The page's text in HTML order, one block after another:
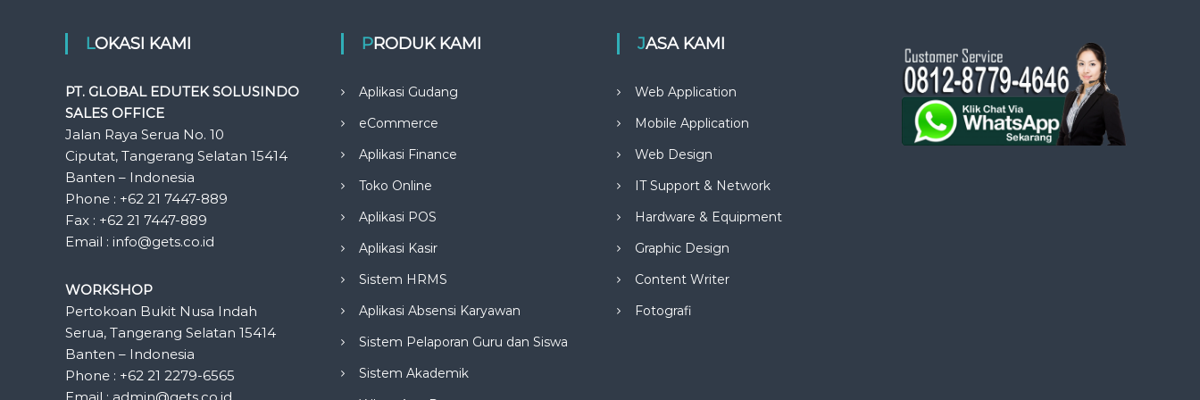
LOKASI KAMI
PT. GLOBAL EDUTEK SOLUSINDO
SALES OFFICE
Jalan Raya Serua No. 10
Ciputat, Tangerang Selatan 15414
Banten – Indonesia
Phone : +62 21 7447-889
Fax : +62 21 7447-889
Email : info@gets.co.id
WORKSHOP
Pertokoan Bukit Nusa Indah
Serua, Tangerang Selatan 15414
Banten – Indonesia
Phone : +62 21 2279-6565
PRODUK KAMI
Aplikasi Gudang
eCommerce
Aplikasi Finance
Toko Online
Aplikasi POS
Aplikasi Kasir
Sistem HRMS
Aplikasi Absensi Karyawan
Sistem Pelaporan Guru dan Siswa
Sistem Akademik
JASA KAMI
Web Application
Mobile Application
Web Design
IT Support & Network
Hardware & Equipment
Graphic Design
Content Writer
Fotografi